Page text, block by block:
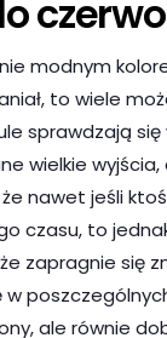
modnym
to wiele
sprawdzają
wielkie wyjścia,
nawet jeśli
czasu, to
zapragnie się
ale równie